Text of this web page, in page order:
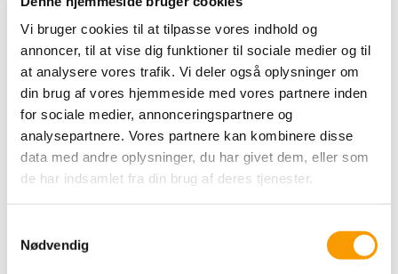
Vi bruger cookies til at tilpasse vores indhold og
annoncer, til at vise dig funktioner til sociale medier og til
at analysere vores trafik. Vi deler også oplysninger om
din brug af vores hjemmeside med vores partnere inden
for sociale medier, annonceringspartnere og
analysepartnere. Vores partnere kan kombinere disse
data med andre oplysninger, du har givet dem, eller som
de har indsamlet fra din brug af deres tjenester.
Nødvendig
VIS PRODUKT